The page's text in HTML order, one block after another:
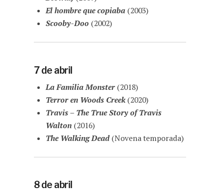
El hombre que copiaba(2003)
Scooby-Doo(2002)
7 de abril
La Familia Monster(2018)
Terror en Woods Creek(2020)
Travis – The True Story of Travis
Walton(2016)
The Walking Dead(Novena temporada)
8 de abril